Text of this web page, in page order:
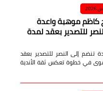
بمسجد
صدى الأمة
إطلاق
موهبة واعدة
للتصدير بعقد لمدة
إلى النصر للتصدير بعقد
في خطوة تعكس ثقة الأندية